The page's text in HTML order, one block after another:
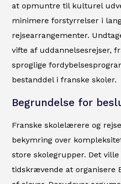
at opmuntre til kulturel
minimere forstyrrelser i
rejsearrangementer.
vifte af uddannelsesrejser,
sproglige
bestanddel i franske skoler.
Begrundelse for
Franske skolelærere og
bekymring over
store skolegrupper. Det
tidskrævende at organisere